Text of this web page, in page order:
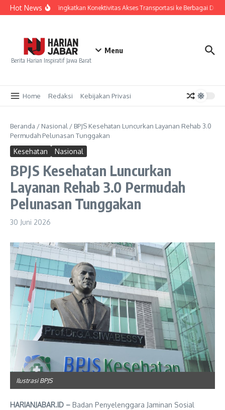
Lewati ke konten
Hot NewsPT KAI Tingkatkan Konektivitas Akses Transportasi ke Berbagai
Berita Harian Inspiratif Jawa Barat
Menu
Home Redaksi Kebijakan Privasi
Beranda / Nasional / BPJS Kesehatan Luncurkan Layanan Rehab 3.0
Permudah Pelunasan Tunggakan
Kesehatan Nasional
BPJS Kesehatan Luncurkan
Layanan Rehab 3.0 Permudah
Pelunasan Tunggakan
30 Juni 2026
Ilustrasi BPJS
HARIANJABAR.ID – Badan Penyelenggara Jaminan Sosial